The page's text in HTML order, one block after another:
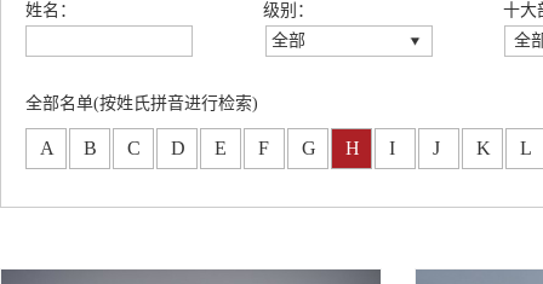
姓名：
级别：
全部
高级合伙人
十大
全
房
全部名单(按姓氏拼音进行检索)
A B C D E F G H I J K L